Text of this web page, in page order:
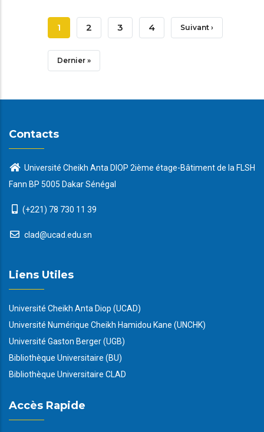
Pagination
Page
Courante
1 Page
2 Page
3 Page
4 Page
Suivant ›
Dernière
Dernier »
Contacts
Université Cheikh Anta DIOP 2ième étage-Bâtiment de la FLSH
Fann BP 5005 Dakar Sénégal
(+221) 78 730 11 39
clad@ucad.edu.sn
Liens Utiles
Université Cheikh Anta Diop (UCAD)
Université Numérique Cheikh Hamidou Kane (UNCHK)
Université Gaston Berger (UGB)
Bibliothèque Universitaire (BU)
Bibliothèque Universitaire CLAD
Accès Rapide